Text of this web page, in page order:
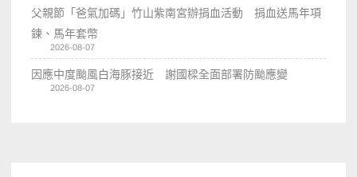
父親節「爸氣加碼」竹山紫南宮辦捐血活動 捐血送馬年項
鍊、馬年套幣
2026-08-07
因應中度颱風白海豚接近 謝國樑全面部署防颱應變
2026-08-07